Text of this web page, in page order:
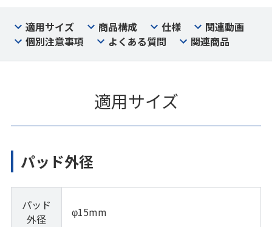
適用サイズ 商品構成 仕様
関連動画
個別注意事項
よくある質問 関連商品
適用サイズ
パッド外径
パッド
外径
φ15mm